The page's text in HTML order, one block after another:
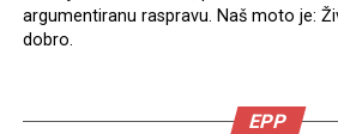
argumentiranu raspravu. Naš moto je:
dobro.
EPP